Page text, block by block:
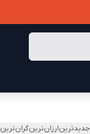
جدیدترینارزان‌ترینگران‌ترین